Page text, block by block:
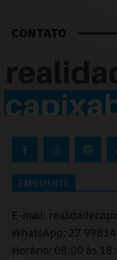
CONTATO
EXPEDIENTE
E-mail:
WhatsApp: 27
Horário: 08:00 às